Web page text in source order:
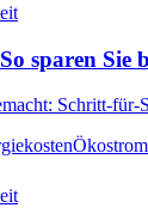
sparen Sie
Schritt-
Ökostrom